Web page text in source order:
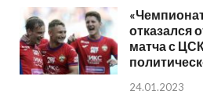
отказался
матча с
24.01.2023